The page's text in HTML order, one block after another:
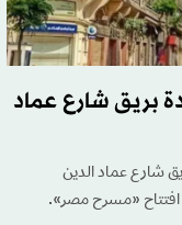
بريق شارع عماد
شارع عماد الدين
افتتاح «مسرح مصر».